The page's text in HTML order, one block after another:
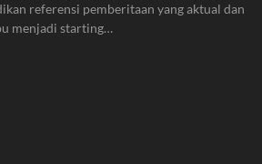
referensi pemberitaan yang aktual dan
menjadi starting…